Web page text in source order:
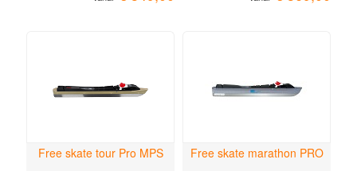
Free skate tour Pro MPS Free skate marathon PRO